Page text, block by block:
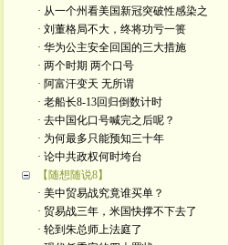
· 从一个州看美国新冠突破性感染之
· 刘董格局不大，终将功亏一篑
· 华为公主安全回国的三大措施
· 两个时期 两个口号
· 阿富汗变天 无所谓
· 老船长8-13回归倒数计时
· 去中国化口号喊完之后呢？
· 为何最多只能预知三十年
· 论中共政权何时垮台
【随想随说8】
· 美中贸易战究竟谁买单？
· 贸易战三年，米国快撑不下去了
· 轮到朱总师上法庭了